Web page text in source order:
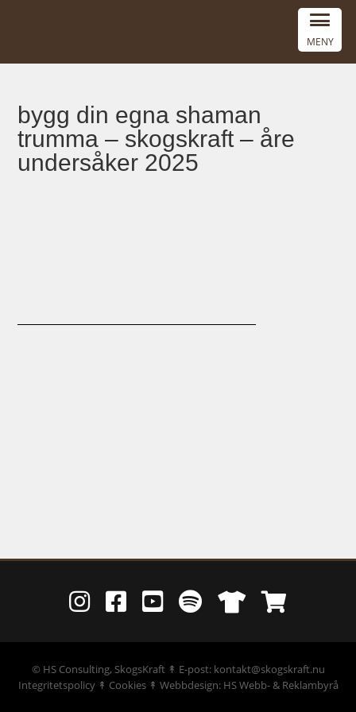
MENY
bygg din egna shaman
trumma – skogskraft – åre
undersåker 2025
© HS Consulting, SkogsKraft↟ E-post: kontakt@skogskraft.nu
Integritetspolicy↟ Cookies↟ Webbdesign: HS Webb- & Reklambyrå